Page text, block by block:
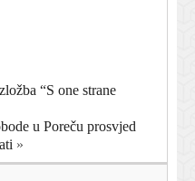
“S one strane
u Poreču prosvjed
»